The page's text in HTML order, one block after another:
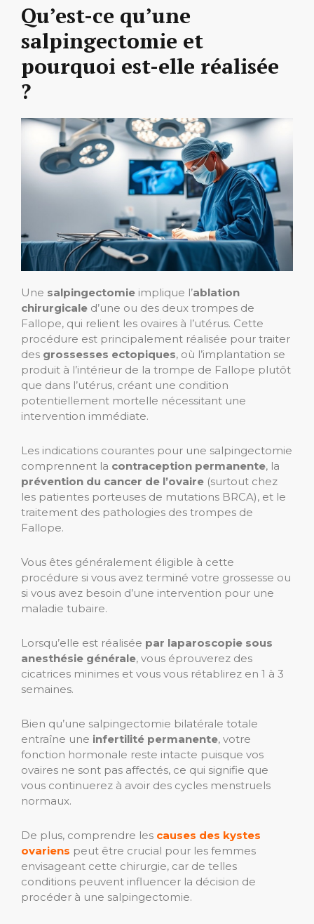
Qu’est-ce qu’une
salpingectomie et
pourquoi est-elle réalisée
?
Une salpingectomie implique l’ablation
chirurgicale d’une ou des deux trompes de
Fallope, qui relient les ovaires à l’utérus. Cette
procédure est principalement réalisée pour traiter
des grossesses ectopiques, où l’implantation se
produit à l’intérieur de la trompe de Fallope plutôt
que dans l’utérus, créant une condition
potentiellement mortelle nécessitant une
intervention immédiate.
Les indications courantes pour une salpingectomie
comprennent la contraception permanente, la
prévention du cancer de l’ovaire (surtout chez
les patientes porteuses de mutations BRCA), et le
traitement des pathologies des trompes de
Fallope.
Vous êtes généralement éligible à cette
procédure si vous avez terminé votre grossesse ou
si vous avez besoin d’une intervention pour une
maladie tubaire.
Lorsqu’elle est réalisée par laparoscopie sous
anesthésie générale, vous éprouverez des
cicatrices minimes et vous vous rétablirez en 1 à 3
semaines.
Bien qu’une salpingectomie bilatérale totale
entraîne une infertilité permanente, votre
fonction hormonale reste intacte puisque vos
ovaires ne sont pas affectés, ce qui signifie que
vous continuerez à avoir des cycles menstruels
normaux.
De plus, comprendre les causes des kystes
ovariens peut être crucial pour les femmes
envisageant cette chirurgie, car de telles
conditions peuvent influencer la décision de
procéder à une salpingectomie.